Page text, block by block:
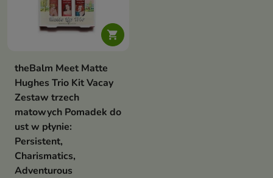

theBalm Meet Matte
Hughes Trio Kit Vacay
Zestaw trzech
matowych Pomadek do
ust w płynie:
Persistent,
Charismatics,
Adventurous